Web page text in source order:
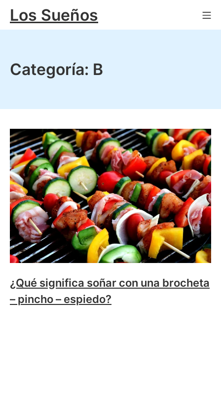
contenido
Los Sueños
Categoría: B
¿Qué significa soñar con una brocheta
– pincho – espiedo?